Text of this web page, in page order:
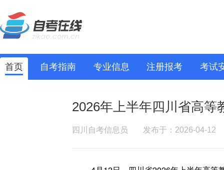
首页 自考指南 专业信息 注册报考 考试
2026年上半年四川省高等
四川自考信息员 发布于：2026-04-12